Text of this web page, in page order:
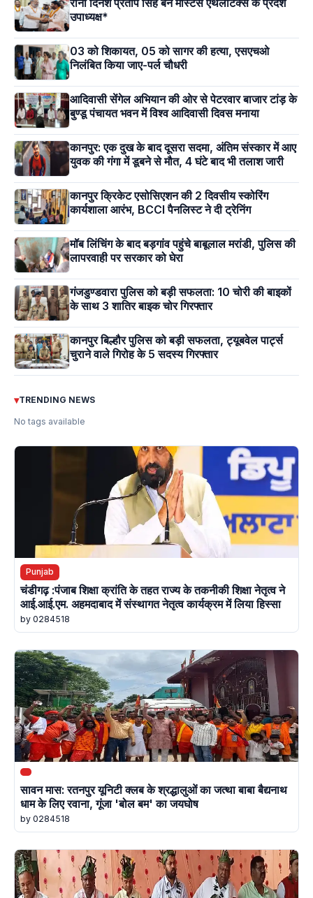
राना दिनेश प्रताप सिंह बने मास्टर्स एथलेटिक्स के प्रदेश
उपाध्यक्ष*
03 को शिकायत, 05 को सागर की हत्या, एसएचओ
निलंबित किया जाए-पर्ल चौधरी
आदिवासी सेंगेल अभियान की ओर से पेटरवार बाजार टांड़ के
बुण्डू पंचायत भवन में विश्व आदिवासी दिवस मनाया
कानपुर: एक दुख के बाद दूसरा सदमा, अंतिम संस्कार में आए
युवक की गंगा में डूबने से मौत, 4 घंटे बाद भी तलाश जारी
कानपुर क्रिकेट एसोसिएशन की 2 दिवसीय स्कोरिंग
कार्यशाला आरंभ, BCCI पैनलिस्ट ने दी ट्रेनिंग
मॉब लिंचिंग के बाद बड़गांव पहुंचे बाबूलाल मरांडी, पुलिस की
लापरवाही पर सरकार को घेरा
गंजडुण्डवारा पुलिस को बड़ी सफलता: 10 चोरी की बाइकों
के साथ 3 शातिर बाइक चोर गिरफ्तार
कानपुर बिल्हौर पुलिस को बड़ी सफलता, ट्यूबवेल पार्ट्स
चुराने वाले गिरोह के 5 सदस्य गिरफ्तार
▾TRENDING NEWS
No tags available
Punjab
चंडीगढ़ :पंजाब शिक्षा क्रांति के तहत राज्य के तकनीकी शिक्षा नेतृत्व ने
आई.आई.एम. अहमदाबाद में संस्थागत नेतृत्व कार्यक्रम में लिया हिस्सा
by 0284518
सावन मास: रतनपुर यूनिटी क्लब के श्रद्धालुओं का जत्था बाबा बैद्यनाथ
धाम के लिए रवाना, गूंजा 'बोल बम' का जयघोष
by 0284518